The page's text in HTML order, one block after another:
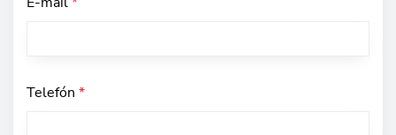
Telefón *